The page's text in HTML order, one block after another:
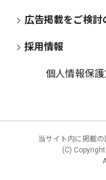
広告掲載をご検討
採用情報
個人情報保
当サイト内に掲載の
(C) Copyright